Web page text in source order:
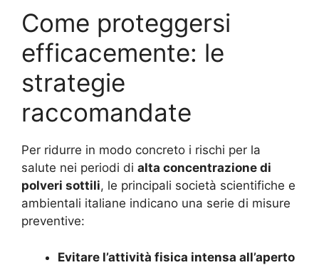
Come proteggersi
efficacemente: le
strategie
raccomandate
Per ridurre in modo concreto i rischi per la
salute nei periodi di alta concentrazione di
polveri sottili, le principali società scientifiche e
ambientali italiane indicano una serie di misure
preventive:
Evitare l’attività fisica intensa all’aperto